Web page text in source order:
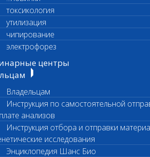
токсикология
утилизация
чипирование
электрофорез
центры
Владельцам
Инструкция по самостоятельной
анализов
Инструкция отбора и отправки
исследования
Энциклопедия Шанс Био
the-rules-provide-veterinary-
ПРИЕМА И ПРОХОЖДЕНИЯ
ПАЦИЕНТОВ
Пациента не
поэтому для тщательного
осмотра Заказчик должен
запасом времени.